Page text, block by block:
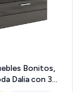
Bonitos,
Dalia con 3